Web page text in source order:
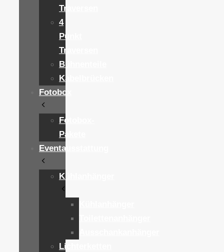
Traversen
4
Punkt
Traversen
Bühnenteile
Kabelbrücken
Fotobox
Fotobox-
Pakete
Eventausstattung
Kühlanhänger
Lichterketten